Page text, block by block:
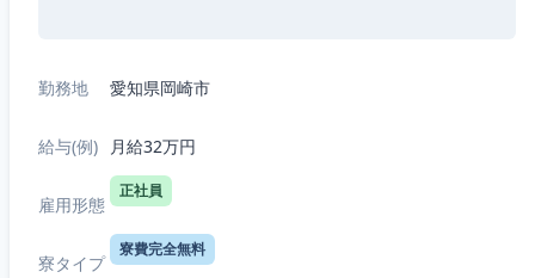
勤務地 愛知県岡崎市
給与(例) 月給32万円
雇用形態
正社員
寮タイプ
寮費完全無料